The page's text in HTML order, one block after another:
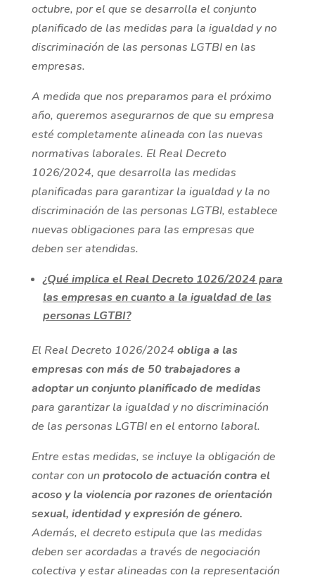
octubre, por el que se desarrolla el conjunto
planificado de las medidas para la igualdad y no
discriminación de las personas LGTBI en las
empresas.
A medida que nos preparamos para el próximo
año, queremos asegurarnos de que su empresa
esté completamente alineada con las nuevas
normativas laborales. El Real Decreto
1026/2024, que desarrolla las medidas
planificadas para garantizar la igualdad y la no
discriminación de las personas LGTBI, establece
nuevas obligaciones para las empresas que
deben ser atendidas.
¿Qué implica el Real Decreto 1026/2024 para
las empresas en cuanto a la igualdad de las
personas LGTBI?
El Real Decreto 1026/2024 obliga a las
empresas conmás de 50 trabajadoresa
adoptar un conjunto planificado de medidas
para garantizar la igualdad y no discriminación
de las personas LGTBI en el entorno laboral.
Entre estas medidas, se incluye la obligación de
contar con unprotocolo de actuación contra el
acoso y la violencia por razones de orientación
sexual, identidad y expresión de género.
Además, el decreto estipula que las medidas
deben ser acordadas a través de negociación
colectiva y estar alineadas con la representación